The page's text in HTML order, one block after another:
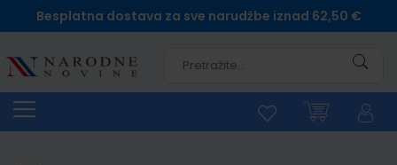
Besplatna dostava za sve narudžbe iznad 62,50 €